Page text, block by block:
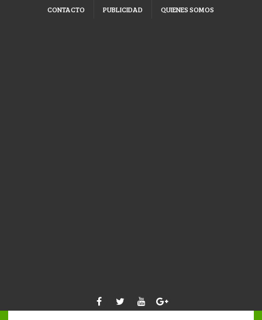
CONTACTO PUBLICIDAD QUIENES SOMOS